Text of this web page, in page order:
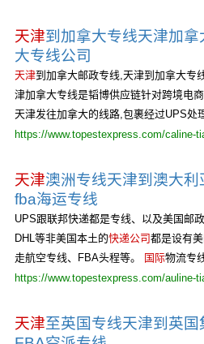
天津到加拿大专线天津加拿
大专线公司
天津到加拿大邮政专线,天津到加拿大专
津加拿大专线是韬博供应链针对跨境电
天津发往加拿大的线路,包裹经过UPS处
https://www.topestexpress.com/caline-
天津澳洲专线天津到澳大
fba海运专线
UPS跟联邦快递都是专线、以及美国邮
DHL等非美国本土的快递公司都是设有
走航空专线、FBA头程等。
国际物流专
https://www.topestexpress.com/auline-
天津至英国专线天津到英